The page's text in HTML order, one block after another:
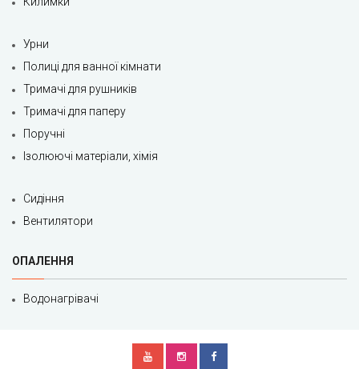
Урни
Полиці для ванної кімнати
Тримачі для рушників
Тримачі для паперу
Поручні
Ізолюючі матеріали, хімія
Сидіння
Вентилятори
ОПАЛЕННЯ
Водонагрівачі